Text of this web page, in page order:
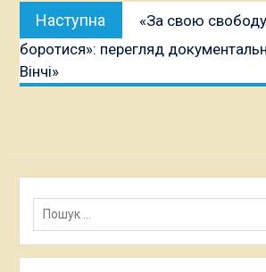
Наступна
публікація:
«За свою
боротися»: перегляд
Вінчі»
Пошук: